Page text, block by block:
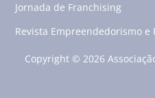
Jornada de Franchising
Revista Empreendedorismo e
Copyright © 2026